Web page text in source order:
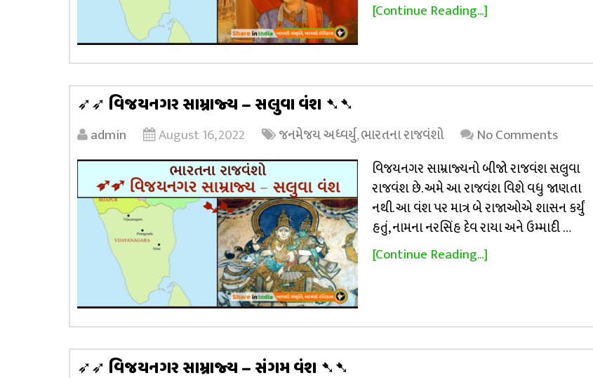
[Continue Reading...]
➶➶ વિજયનગર સામ્રાજ્ય – સલુવા વંશ ➷➷
admin August 16, 2022 જનમેજય અધ્વર્યુ,ભારતના રાજવંશો
No Comments
વિજયનગર સામ્રાજ્યનો બીજો રાજવંશ સલુવા
રાજવંશ છે. અમે આ રાજવંશ વિશે વધુ જાણતા
નથી. આ વંશ પર માત્ર બે રાજાઓએ શાસન કર્યું
હતું, નામના નરસિંહ દેવ રાયા અને ઉમ્માદી …
[Continue Reading...]
➶➶ વિજયનગર સામ્રાજ્ય – સંગમ વંશ ➷➷